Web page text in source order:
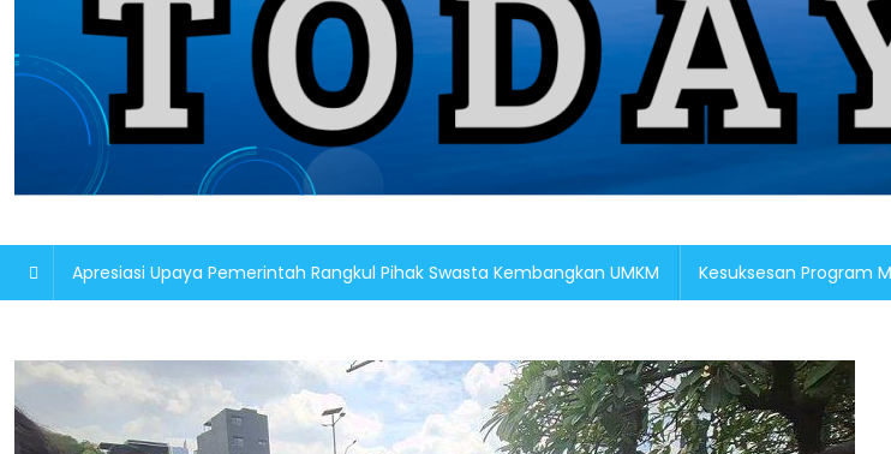
Apresiasi Upaya Pemerintah Rangkul Pihak Swasta Kembangkan UMKM Kesuksesan Program